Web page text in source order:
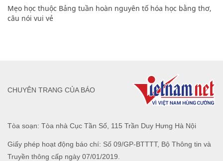
Mẹo học thuộc Bảng tuần hoàn nguyên tố hóa học bằng thơ,
câu nói vui vẻ
Tòa soạn: Tòa nhà Cục Tần Số, 115 Trần Duy Hưng Hà Nội
Giấy phép hoạt động báo chí: Số 09/GP-BTTTT, Bộ Thông tin và
Truyền thông cấp ngày 07/01/2019.
CHUYÊN TRANG CỦA BÁO